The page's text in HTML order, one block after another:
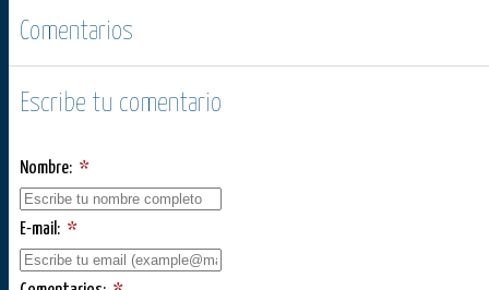
Comentarios
Escribe tu comentario
Nombre: *
E-mail: *